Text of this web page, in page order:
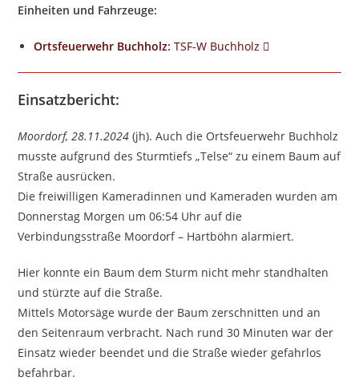
Einheiten und Fahrzeuge:
Ortsfeuerwehr Buchholz: TSF-W Buchholz
Einsatzbericht:
Moordorf, 28.11.2024 (jh). Auch die Ortsfeuerwehr Buchholz
musste aufgrund des Sturmtiefs „Telse“ zu einem Baum auf
Straße ausrücken.
Die freiwilligen Kameradinnen und Kameraden wurden am
Donnerstag Morgen um 06:54 Uhr auf die
Verbindungsstraße Moordorf – Hartböhn alarmiert.
Hier konnte ein Baum dem Sturm nicht mehr standhalten
und stürzte auf die Straße.
Mittels Motorsäge wurde der Baum zerschnitten und an
den Seitenraum verbracht. Nach rund 30 Minuten war der
Einsatz wieder beendet und die Straße wieder gefahrlos
befahrbar.